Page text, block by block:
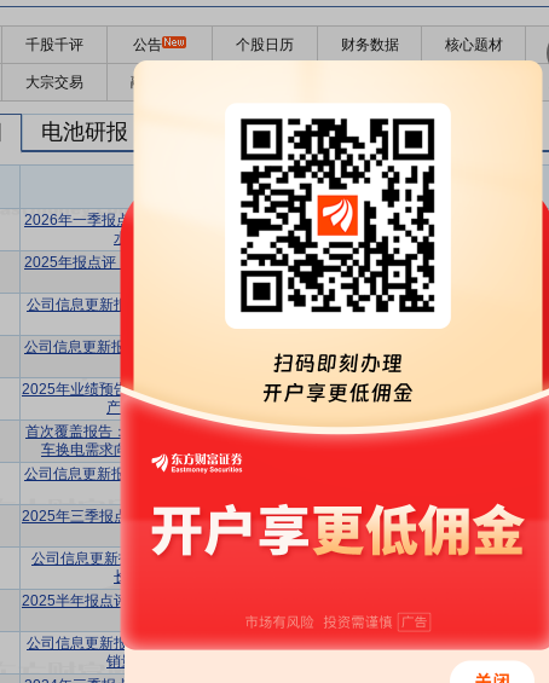
千股千评 公告 个股日历 财务数据 核心题材
大宗交易 融资融券
电池研报 电池盈利预测
东财
2026年一季报点评：户储需求增长迅速，盈利
水平环比大幅提升
买入
2025年报点评：户储需求重回高增，发力轻型
买入
公司信息更新报告：多元业务高速增长，后续
增持
公司信息更新报告：2025业绩预告符合预期，
增持
2025年业绩预告点评：Q4业绩基本符合预期，
产品结构多元化发展
买入 维持
首次覆盖报告：受益国内大储+海外小储+两轮
车换电需求向上，公司出货量正加速增长
增持
公司信息更新报告：Q3业绩符合预期，销量快
2025年三季报点评：Q3销量同比高增，单位盈
利进一步提升
买入 维持
公司信息更新报告：Q2出货环比翻倍以上增
长，盈利拐点确立
2025半年报点评：Q2销量大幅增长，实现扭亏
买入
公司信息更新报告：下游库存持续改善，产品
销量同环比均有增长
增持 维持